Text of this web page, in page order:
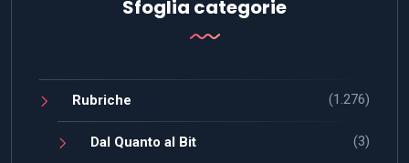
Sfoglia categorie
Rubriche (1.276)
Dal Quanto al Bit (3)